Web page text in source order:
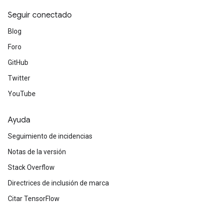
Seguir conectado
Blog
Foro
GitHub
Twitter
YouTube
Ayuda
Seguimiento de incidencias
Notas de la versión
Stack Overflow
Directrices de inclusión de marca
Citar TensorFlow